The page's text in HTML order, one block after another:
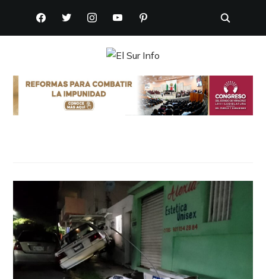
FACEBOOKTWITTERINSTAGRAMYOUTUBEPINTEREST